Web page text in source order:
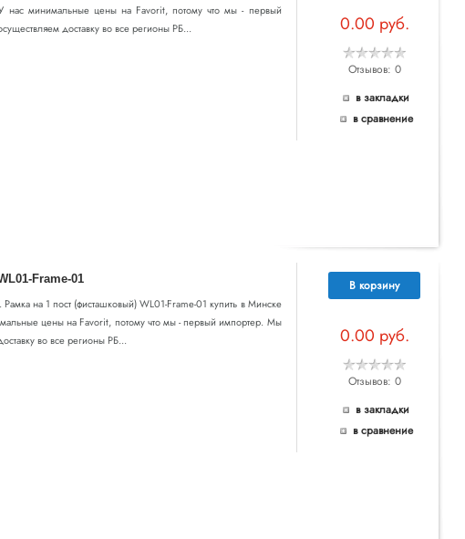
0.00 руб.
Отзывов: 0
в закладки
в сравнение
нас минимальные цены на Favorit, потому что мы - первый
доставку во все регионы РБ...
Frame-01 В корзину
0.00 руб.
Отзывов: 0
в закладки
в сравнение
на 1 пост (фисташковый) WL01-Frame-01 купить в Минске
цены на Favorit, потому что мы - первый импортер. Мы
во все регионы РБ...